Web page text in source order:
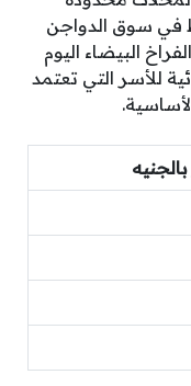
في سوق الدواجن
البيضاء اليوم
للأسر التي تعتمد